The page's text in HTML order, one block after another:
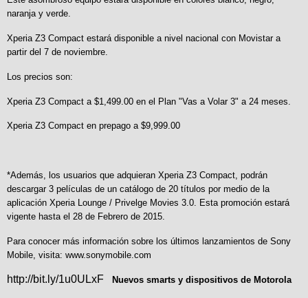
naranja y verde.
Xperia Z3 Compact estará disponible a nivel nacional con Movistar a
partir del 7 de noviembre.
Los precios son:
Xperia Z3 Compact a $1,499.00 en el Plan "Vas a Volar 3" a 24 meses.
Xperia Z3 Compact en prepago a $9,999.00
*Además, los usuarios que adquieran Xperia Z3 Compact, podrán
descargar 3 películas de un catálogo de 20 títulos por medio de la
aplicación Xperia Lounge / Privelge Movies 3.0. Esta promoción estará
vigente hasta el 28 de Febrero de 2015.
Para conocer más información sobre los últimos lanzamientos de Sony
Mobile, visita: www.sonymobile.com
http://bit.ly/1u0ULxF Nuevos smarts y dispositivos de Motorola